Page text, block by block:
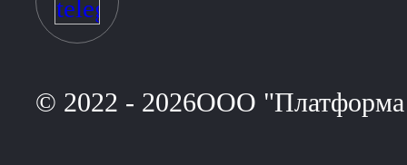
© 2022 - 2026ООО "Платформа